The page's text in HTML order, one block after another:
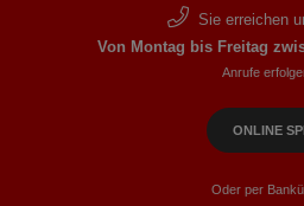
Sie erreichen
Von Montag bis Freitag
Anrufe
ONLINE
Oder per